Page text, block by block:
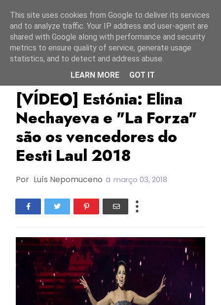
Eesti Laul 2018 Estónia TOP
[VÍDEO] Estónia: Elina
Nechayeva e "La Forza"
são os vencedores do
Eesti Laul 2018
Por Luís Nepomuceno a março 03, 2018
This site uses cookies from Google to deliver its services
and to analyze traffic. Your IP address and user-agent are
shared with Google along with performance and security
metrics to ensure quality of service, generate usage
statistics, and to detect and address abuse.
LEARN MORE
GOT IT